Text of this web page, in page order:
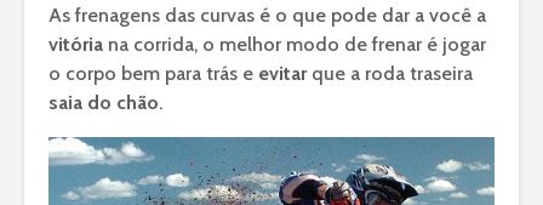
As frenagens das curvas é o que pode dar a você a
vitória na corrida, o melhor modo de frenar é jogar
o corpo bem para trás e evitarque a roda traseira
saia do chão.